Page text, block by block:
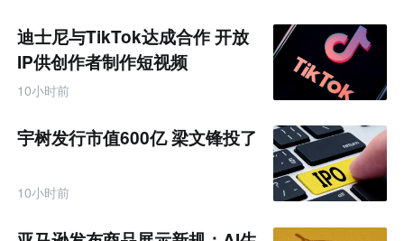
迪士尼与TikTok达成合作 开放
IP供创作者制作短视频
10小时前
宇树发行市值600亿 梁文锋投了
10小时前